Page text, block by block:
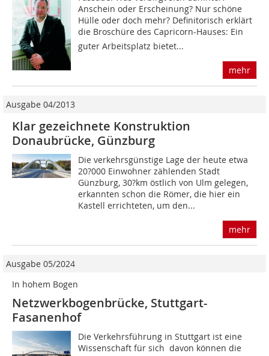
Anschein oder Erscheinung? Nur schöne
Hülle oder doch mehr? Definitorisch erklärt
die Broschüre des Capricorn-Hauses: Ein
guter Arbeitsplatz bietet...
mehr
Ausgabe 04/2013
Klar gezeichnete Konstruktion
Donaubrücke, Günzburg
Die verkehrsgünstige Lage der heute etwa
20?000 Einwohner zählenden Stadt
Günzburg, 30?km östlich von Ulm gelegen,
erkannten schon die Römer, die hier ein
Kastell errichteten, um den...
mehr
Ausgabe 05/2024
In hohem Bogen
Netzwerkbogenbrücke, Stuttgart-
Fasanenhof
Die Verkehrsführung in Stuttgart ist eine
Wissenschaft für sich  davon können die